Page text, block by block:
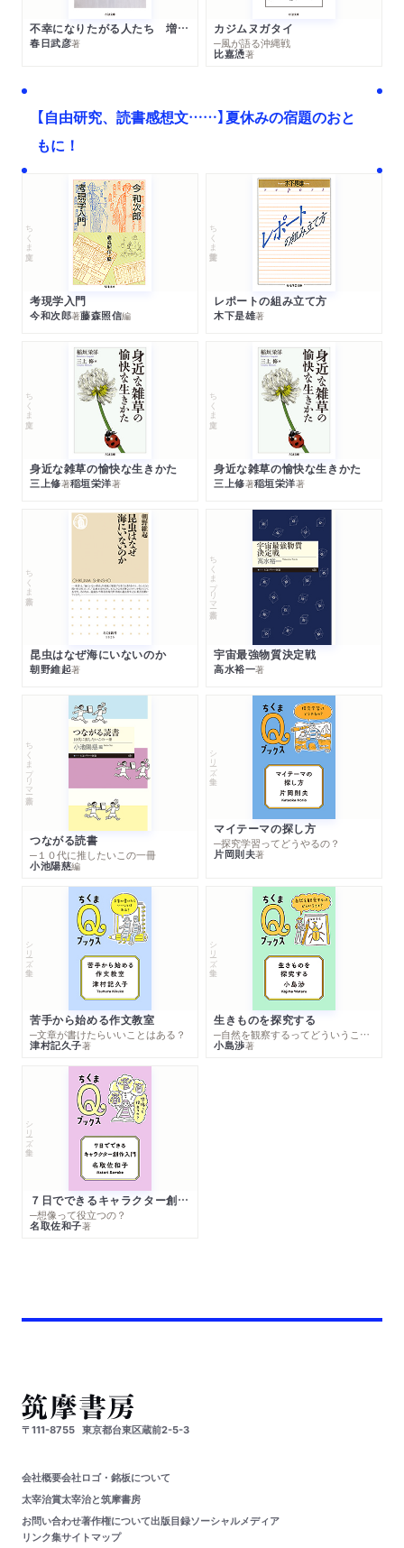
不幸になりたがる人たち 増補新版
春日武彦著
カジムヌガタイ
─風が語る沖縄戦
比嘉慂著
【自由研究、読書感想文……】夏休みの宿題のおと
もに！
ちくま文庫
考現学入門
今和次郎著藤森照信編
ちくま学芸文庫
レポートの組み立て方
木下是雄著
ちくま文庫
身近な雑草の愉快な生きかた
三上修著稲垣栄洋著
ちくま文庫
身近な雑草の愉快な生きかた
三上修著稲垣栄洋著
ちくま新書
昆虫はなぜ海にいないのか
朝野維起著
ちくまプリマー新書
宇宙最強物質決定戦
高水裕一著
ちくまプリマー新書
つながる読書
─１０代に推したいこの一冊
小池陽慈編
シリーズ・全集
マイテーマの探し方
─探究学習ってどうやるの？
片岡則夫著
シリーズ・全集
苦手から始める作文教室
─文章が書けたらいいことはある？
津村記久子著
シリーズ・全集
生きものを探究する
─自然を観察するってどういうこと？
小島渉著
シリーズ・全集
７日でできるキャラクター創作入門
─想像って役立つの？
名取佐和子著
〒111-8755 東京都台東区蔵前2-5-3
会社概要会社ロゴ・銘板について
太宰治賞太宰治と筑摩書房
お問い合わせ著作権について出版目録ソーシャルメディア
リンク集サイトマップ